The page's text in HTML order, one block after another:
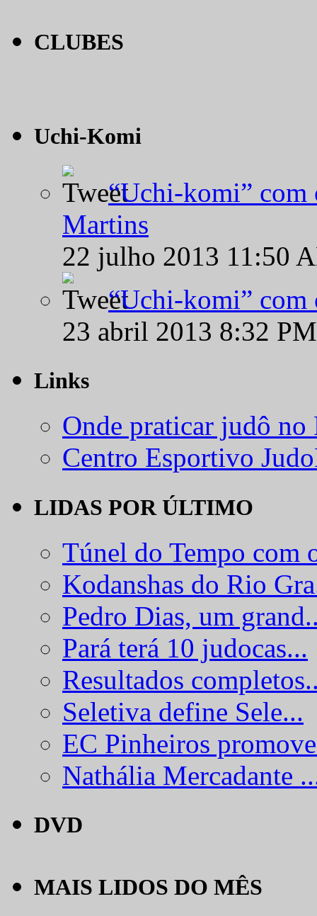
CLUBES
Uchi-Komi
“Uchi-komi” com
Martins
22 julho 2013 11:50
“Uchi-komi” com
23 abril 2013 8:32
Links
Onde praticar judô
Centro Esportivo
LIDAS POR ÚLTIMO
Túnel do Tempo com
Kodanshas do Rio
Pedro Dias, um
Pará terá 10 judocas...
Resultados
Seletiva define Sele...
EC Pinheiros
Nathália Mercadante
DVD
MAIS LIDOS DO MÊS